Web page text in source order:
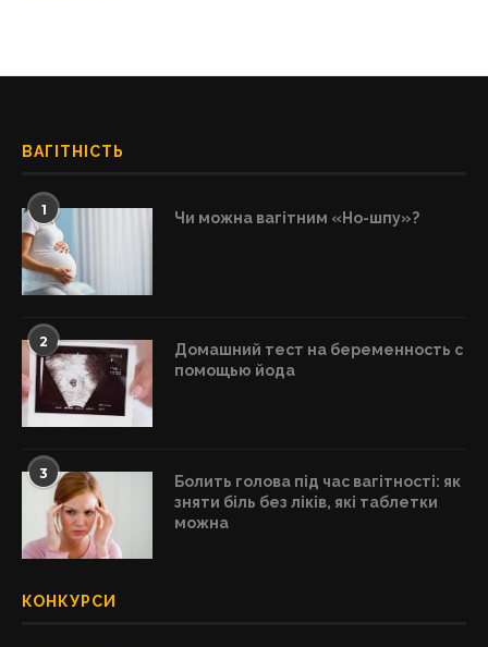
ВАГІТНІСТЬ
1 Чи можна вагітним «Но-шпу»?
2
Домашний тест на беременность с
помощью йода
3
Болить голова під час вагітності: як
зняти біль без ліків, які таблетки
можна
КОНКУРСИ